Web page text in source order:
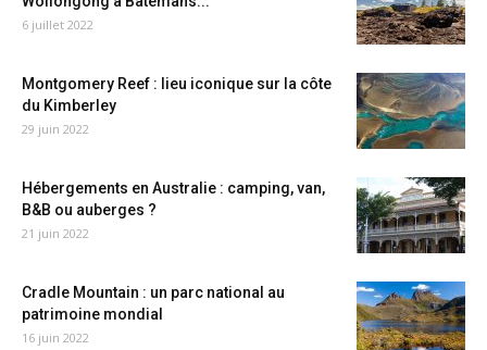
6 juillet 2022
Montgomery Reef : lieu iconique sur la côte
du Kimberley
29 juin 2022
Hébergements en Australie : camping, van,
B&B ou auberges ?
21 juin 2022
Cradle Mountain : un parc national au
patrimoine mondial
16 juin 2022